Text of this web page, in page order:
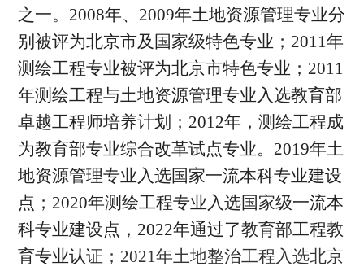
之一。2008年、2009年土地资源管理专业分
别被评为北京市及国家级特色专业；2011年
测绘工程专业被评为北京市特色专业；2011
年测绘工程与土地资源管理专业入选教育部
卓越工程师培养计划；2012年，测绘工程成
为教育部专业综合改革试点专业。2019年土
地资源管理专业入选国家一流本科专业建设
点；2020年测绘工程专业入选国家级一流本
科专业建设点，2022年通过了教育部工程教
育专业认证 ；2021年土地整治工程入选北京